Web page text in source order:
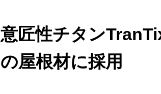
意匠性チタン
の屋根材に採用